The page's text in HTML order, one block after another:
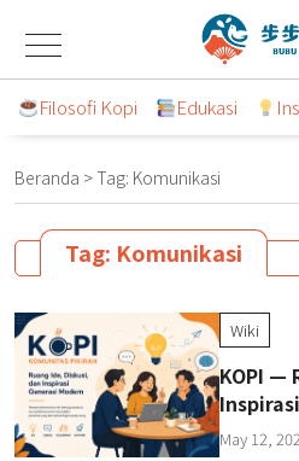
konten
Filosofi Kopi Edukasi
Beranda > Tag: Komunikasi
Tag: Komunikasi
Wiki
KOPI —
May 12,